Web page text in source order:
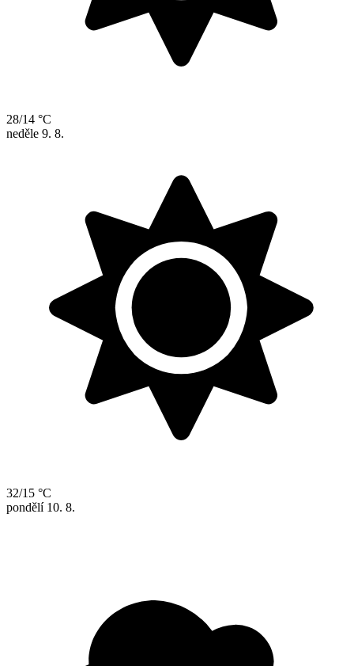
28/14 °C
neděle 9. 8.
32/15 °C
pondělí 10. 8.